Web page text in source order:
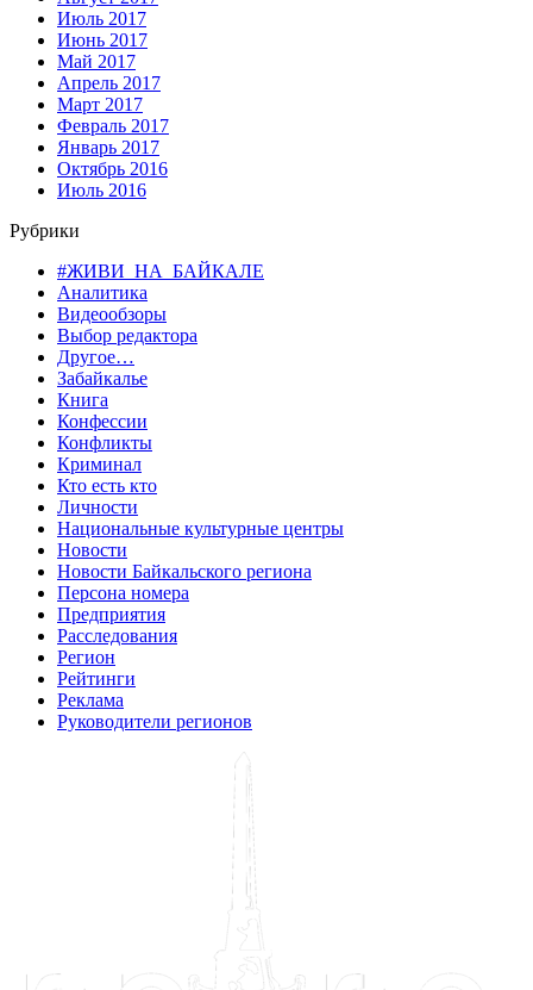
Июль 2017
Июнь 2017
Май 2017
Апрель 2017
Март 2017
Февраль 2017
Январь 2017
Октябрь 2016
Июль 2016
Рубрики
#ЖИВИ_НА_БАЙКАЛЕ
Аналитика
Видеообзоры
Выбор редактора
Другое…
Забайкалье
Книга
Конфессии
Конфликты
Криминал
Кто есть кто
Личности
Национальные культурные центры
Новости
Новости Байкальского региона
Персона номера
Предприятия
Расследования
Регион
Рейтинги
Реклама
Руководители регионов